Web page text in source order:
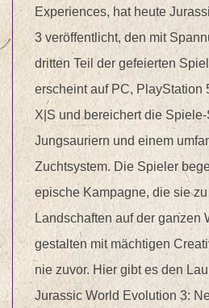
Experiences, hat heute
3 veröffentlicht, den mit
dritten Teil der gefeierten
erscheint auf PC, PlayStation
X|S und bereichert die
Jungsauriern und einem
Zuchtsystem. Die Spieler
epische Kampagne, die sie
Landschaften auf der ganzen
gestalten mit mächtigen
nie zuvor. Hier gibt es den
Jurassic World Evolution 3: